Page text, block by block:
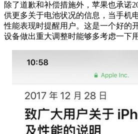
除了道歉和补偿措施外，苹果也承诺
供更多关于电池状况的信息，当手机
性能表现时提醒用户。这是一个好的
设备做出重大调整时能够多考虑一下